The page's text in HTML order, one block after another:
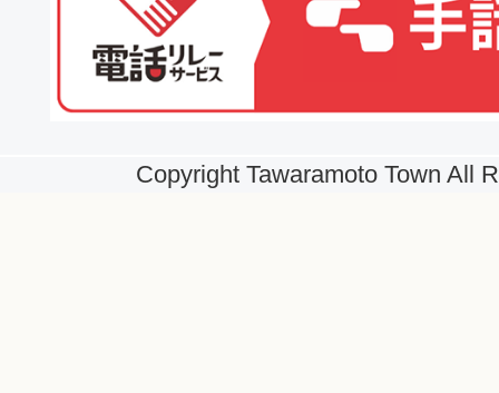
Copyright Tawaramoto Town All